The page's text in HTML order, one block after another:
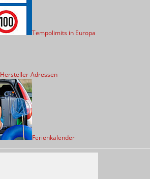
Tempolimits in Europa
Hersteller-Adressen
Ferienkalender